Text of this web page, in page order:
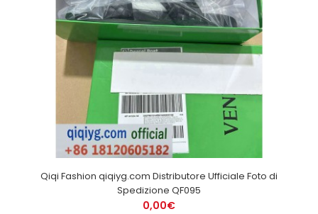
Qiqi Fashion qiqiyg.com Distributore Ufficiale Foto di
Spedizione QF095
0,00€